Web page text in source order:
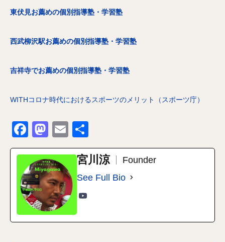
東伏見お薦めの個別指導塾・学習塾
西武柳沢駅お薦めの個別指導塾・学習塾
吉祥寺でお薦めの個別指導塾・学習塾
WITHコロナ時代におけるスポーツのメリット（スポーツ庁）
Facebook
Mastodon
Email
有
宮川涼
Founder
See Full Bio